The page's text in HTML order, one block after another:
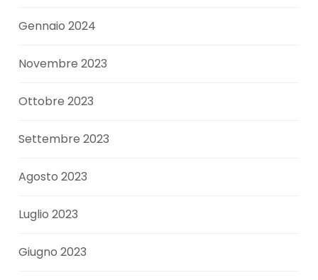
Gennaio 2024
Novembre 2023
Ottobre 2023
Settembre 2023
Agosto 2023
Luglio 2023
Giugno 2023